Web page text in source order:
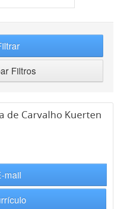
Filtros
de Carvalho Kuerten
mail